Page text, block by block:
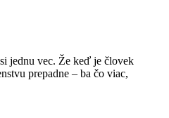
jednu vec. Že keď je človek
prepadne – ba čo viac,